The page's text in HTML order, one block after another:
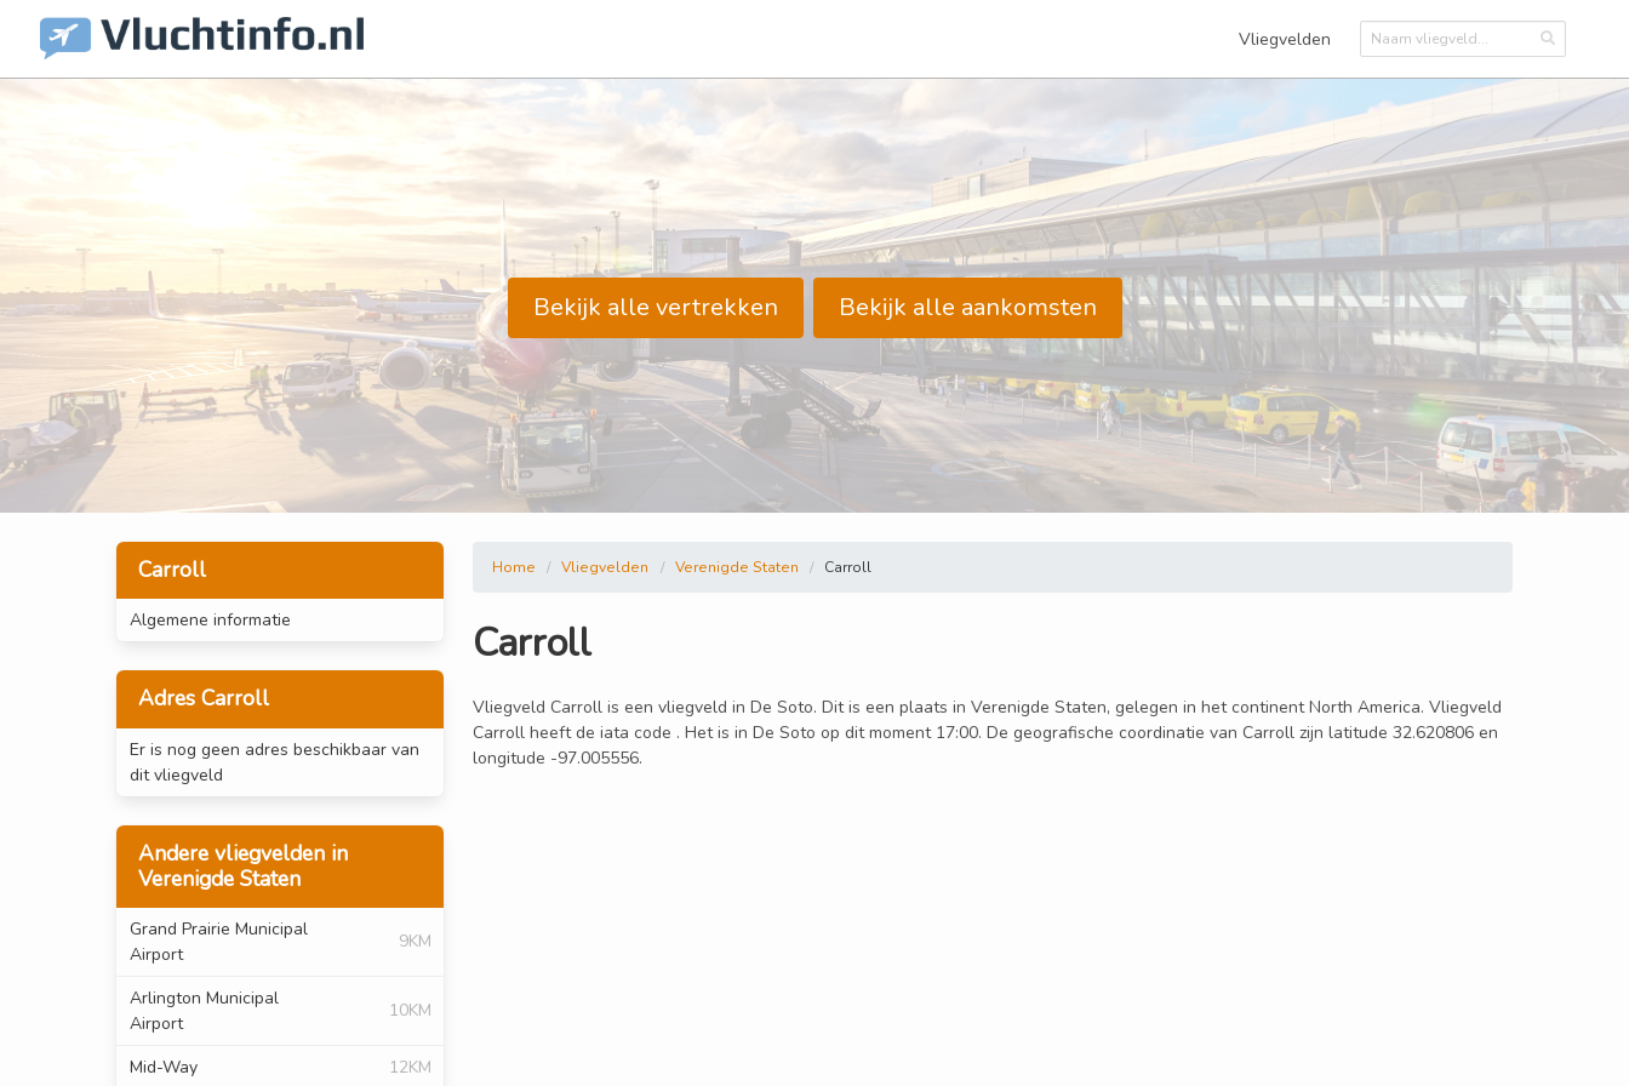
Vliegvelden
Bekijk alle vertrekken Bekijk alle aankomsten
Carroll
Algemene informatie
Adres Carroll
Er is nog geen adres beschikbaar van
dit vliegveld
Andere vliegvelden in
Verenigde Staten
Grand Prairie Municipal
Airport
9KM
Arlington Municipal
Airport
10KM
Mid-Way 12KM
Home Vliegvelden Verenigde Staten Carroll
Carroll
Vliegveld Carroll is een vliegveld in De Soto. Dit is een plaats in Verenigde Staten, gelegen in het continent North America. Vliegveld
Carroll heeft de iata code . Het is in De Soto op dit moment 17:00. De geografische coordinatie van Carroll zijn latitude 32.620806 en
longitude -97.005556.